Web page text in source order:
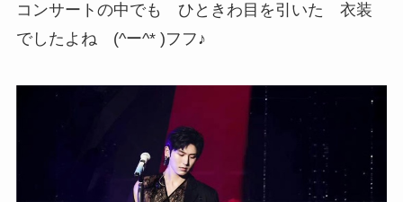
コンサートの中でも ひときわ目を引いた 衣装
でしたよね (^ー^* )フフ♪